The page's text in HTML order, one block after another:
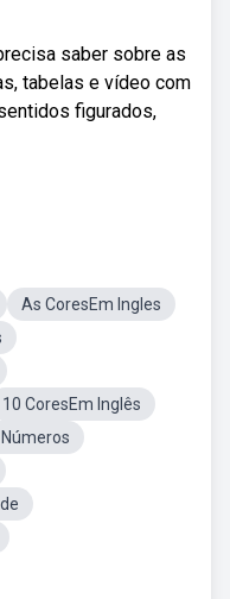
saber sobre as
tabelas e vídeo com
figurados,
As CoresEm Ingles
10 CoresEm Inglês